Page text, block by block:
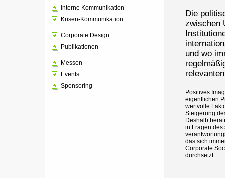
Interne Kommunikation
Krisen-Kommunikation
Corporate Design
Publikationen
Messen
Events
Sponsoring
Die
zwischen
und wo
Positives
eigentlichen
wertvolle
Steigerung
Deshalb
in Fragen des
das sich
Corporate
durchsetzt.